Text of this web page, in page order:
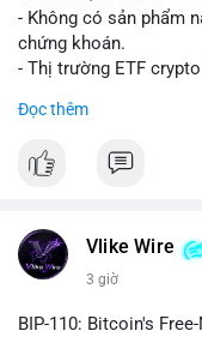
- Không có sản phẩm
chứng khoán.
- Thị trường ETF
📰 Nguồn: CoinDesk
Đọc thêm
Vlike Wire
3 giờ
BIP-110: Bitcoin's